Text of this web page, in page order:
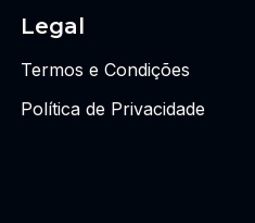
Legal
Termos e Condições
Política de Privacidade